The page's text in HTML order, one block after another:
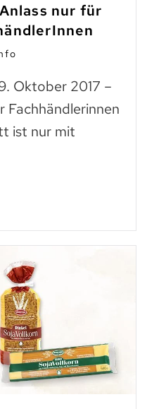
nur für
Oktober 2017 –
Fachhändlerinnen
ist nur mit